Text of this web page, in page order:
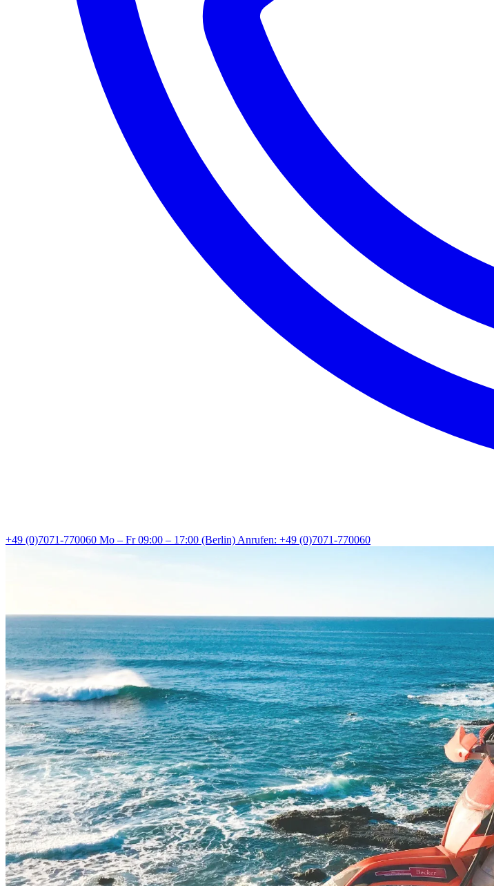
+49 (0)7071-770060 Mo – Fr 09:00 – 17:00 (Berlin) Anrufen: +49 (0)7071-770060